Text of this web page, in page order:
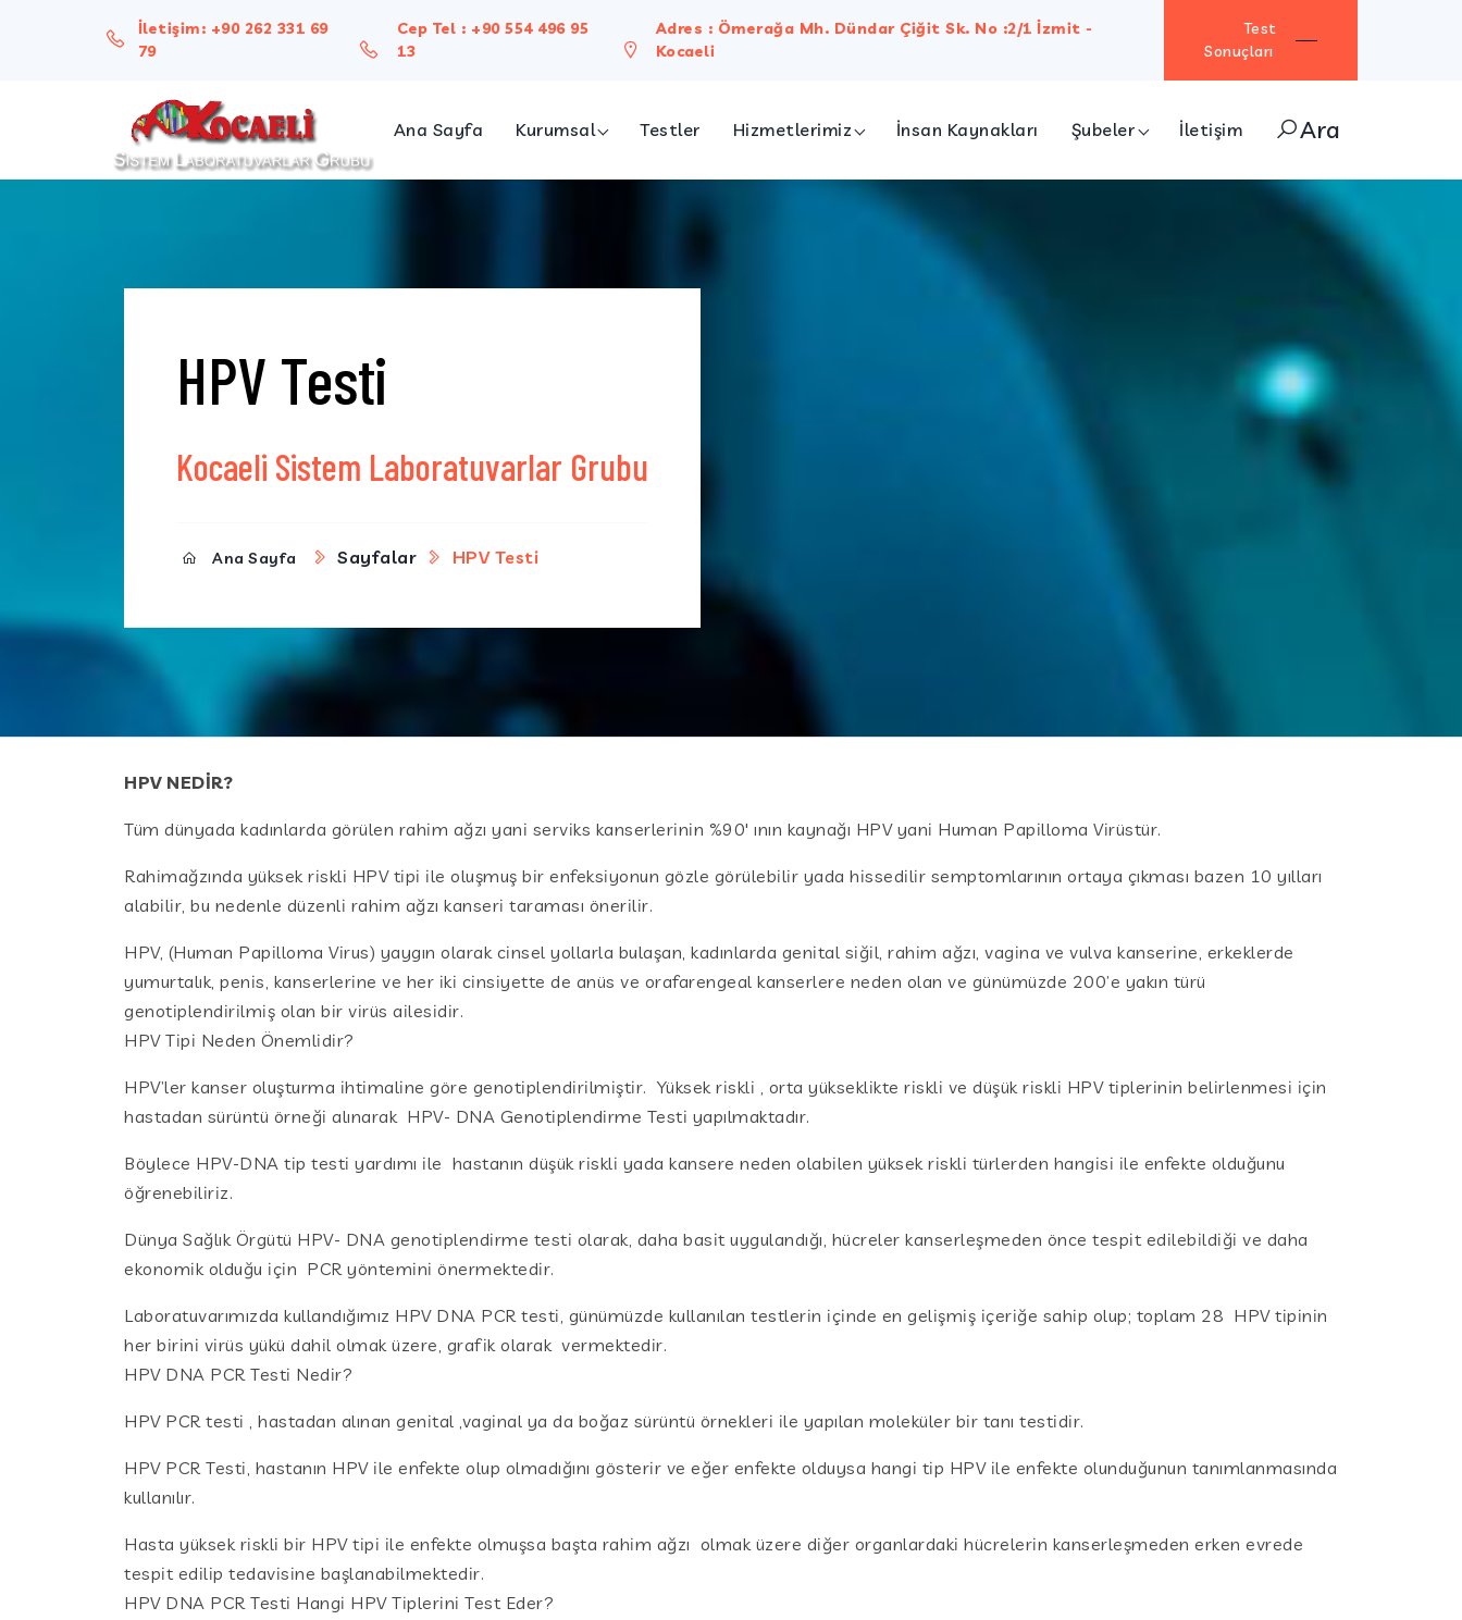
İletişim: +90 262 331 69
79
Cep Tel : +90 554 496 95
13
Adres : Ömerağa Mh. Dündar Çiğit Sk. No :2/1 İzmit -
Kocaeli
Test
Sonuçları
Ana Sayfa Kurumsal Testler Hizmetlerimiz
Biyokimya Laboratuvarı
İnsan Kaynakları Şubeler
KOCAELİ SİSTEM ÖZEL GIDA KONTROL LAB.
İletişim Ara
HPV Testi
Kocaeli Sistem Laboratuvarlar Grubu
Ana Sayfa Sayfalar HPV Testi
HPV NEDİR?
Tüm dünyada kadınlarda görülen rahim ağzı yani serviks kanserlerinin %90′ ının kaynağı HPV yani Human Papilloma Virüstür.
Rahimağzında yüksek riskli HPV tipi ile oluşmuş bir enfeksiyonun gözle görülebilir yada hissedilir semptomlarının ortaya çıkması bazen 10 yılları
alabilir, bu nedenle düzenli rahim ağzı kanseri taraması önerilir.
HPV, (Human Papilloma Virus) yaygın olarak cinsel yollarla bulaşan, kadınlarda genital siğil, rahim ağzı, vagina ve vulva kanserine, erkeklerde
yumurtalık, penis, kanserlerine ve her iki cinsiyette de anüs ve orafarengeal kanserlere neden olan ve günümüzde 200’e yakın türü
genotiplendirilmiş olan bir virüs ailesidir.
HPV Tipi Neden Önemlidir?
HPV’ler kanser oluşturma ihtimaline göre genotiplendirilmiştir. Yüksek riskli , orta yükseklikte riskli ve düşük riskli HPV tiplerinin belirlenmesi için
hastadan sürüntü örneği alınarak HPV- DNA Genotiplendirme Testi yapılmaktadır.
Böylece HPV-DNA tip testi yardımı ile hastanın düşük riskli yada kansere neden olabilen yüksek riskli türlerden hangisi ile enfekte olduğunu
öğrenebiliriz.
Dünya Sağlık Örgütü HPV- DNA genotiplendirme testi olarak, daha basit uygulandığı, hücreler kanserleşmeden önce tespit edilebildiği ve daha
ekonomik olduğu için PCR yöntemini önermektedir.
Laboratuvarımızda kullandığımız HPV DNA PCR testi, günümüzde kullanılan testlerin içinde en gelişmiş içeriğe sahip olup; toplam 28 HPV tipinin
her birini virüs yükü dahil olmak üzere, grafik olarak vermektedir.
HPV DNA PCR Testi Nedir?
HPV PCR testi , hastadan alınan genital ,vaginal ya da boğaz sürüntü örnekleri ile yapılan moleküler bir tanı testidir.
HPV PCR Testi, hastanın HPV ile enfekte olup olmadığını gösterir ve eğer enfekte olduysa hangi tip HPV ile enfekte olunduğunun tanımlanmasında
kullanılır.
Hasta yüksek riskli bir HPV tipi ile enfekte olmuşsa başta rahim ağzı olmak üzere diğer organlardaki hücrelerin kanserleşmeden erken evrede
tespit edilip tedavisine başlanabilmektedir.
HPV DNA PCR Testi Hangi HPV Tiplerini Test Eder?